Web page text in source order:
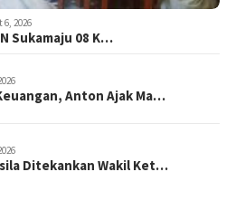
6, 2026
Sukamaju 08 K…
Anton Ajak Ma…
Ditekankan Wakil Ket…